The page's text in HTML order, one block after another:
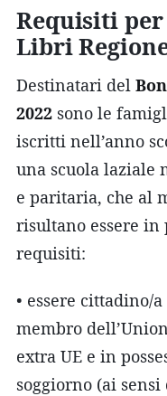
Requisiti
Libri
Destinatari del
2022 sono le
iscritti nell’anno
una scuola laziale
e paritaria, che al
risultano essere in
requisiti:
• essere cittadino/
membro
extra UE e in
soggiorno (ai sensi